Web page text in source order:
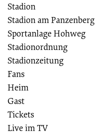
Stadion
Stadion am Panzenberg
Sportanlage Hohweg
Stadionordnung
Stadionzeitung
Fans
Heim
Gast
Tickets
Live im TV